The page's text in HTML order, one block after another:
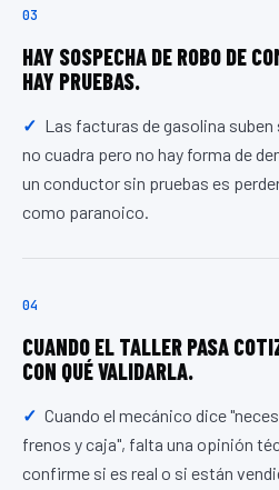
03
HAY SOSPECHA DE ROBO DE
HAY PRUEBAS.
Las facturas de gasolina
no cuadra pero no hay forma de
un conductor sin pruebas es
como paranoico.
04
CUANDO EL TALLER PASA
CON QUÉ VALIDARLA.
Cuando el mecánico dice
frenos y caja", falta una opinión
confirme si es real o si están